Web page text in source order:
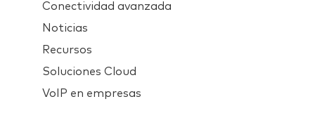
Conectividad avanzada
Noticias
Recursos
Soluciones Cloud
VoIP en empresas